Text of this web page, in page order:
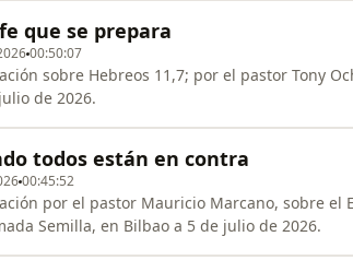
que se prepara
00:50:07
sobre Hebreos 11,7; por el pastor Tony
de 2026.
todos están en contra
00:45:52
por el pastor Mauricio Marcano, sobre el
Semilla, en Bilbao a 5 de julio de 2026.